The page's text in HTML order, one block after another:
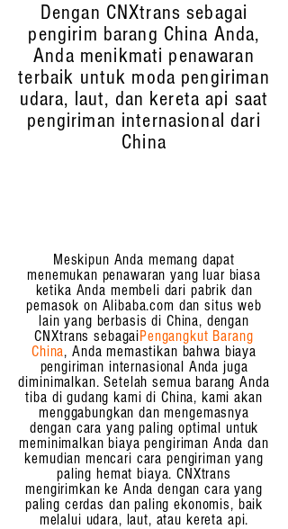
Dengan CNXtrans sebagai
pengirim barang China Anda,
Anda menikmati penawaran
terbaik untuk moda pengiriman
udara, laut, dan kereta api saat
pengiriman internasional dari
China
Meskipun Anda memang dapat
menemukan penawaran yang luar biasa
ketika Anda membeli dari pabrik dan
pemasok on Alibaba.com dan situs web
lain yang berbasis di China, dengan
CNXtrans sebagaiPengangkut Barang
China, Anda memastikan bahwa biaya
pengiriman internasional Anda juga
diminimalkan. Setelah semua barang Anda
tiba di gudang kami di China, kami akan
menggabungkan dan mengemasnya
dengan cara yang paling optimal untuk
meminimalkan biaya pengiriman Anda dan
kemudian mencari cara pengiriman yang
paling hemat biaya. CNXtrans
mengirimkan ke Anda dengan cara yang
paling cerdas dan paling ekonomis, baik
melalui udara, laut, atau kereta api.